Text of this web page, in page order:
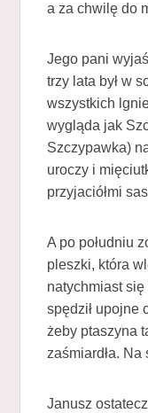
a za chwilę do
Jego pani
trzy lata był w
wszystkich
wygląda jak
Szczypawka)
uroczy i
przyjaciółmi
A po południu
pleszki, która
natychmiast się
spędził upojne
żeby ptaszyna
zaśmiardła. Na
Janusz